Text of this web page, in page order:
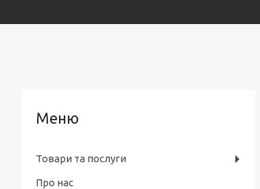
Товари та послуги
Про нас